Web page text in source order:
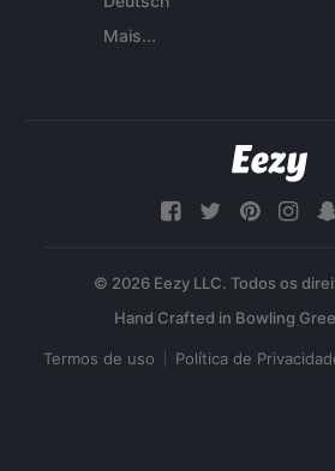
Mais...
© 2026 Eezy LLC. Todos os
Termos de uso Política de